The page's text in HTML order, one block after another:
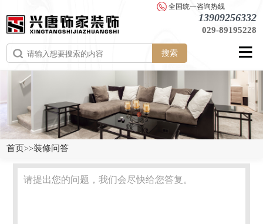
全国统一咨询热线
13909256332
029-89195228
搜索
首页>>装修问答